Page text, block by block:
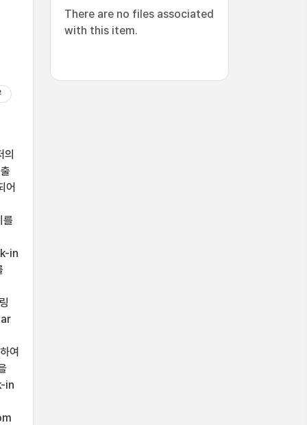
어
를
in
여
in
There are no files associated
with this item.